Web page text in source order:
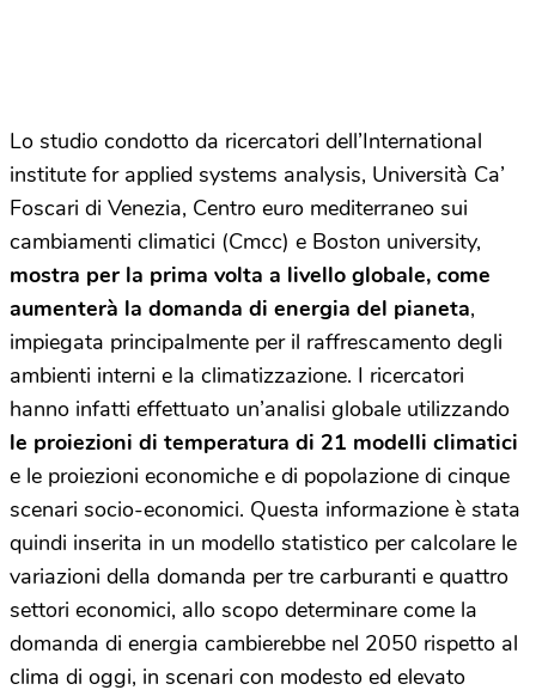
Lo studio condotto da ricercatori dell’International
institute for applied systems analysis, Università Ca’
Foscari di Venezia, Centro euro mediterraneo sui
cambiamenti climatici (Cmcc) e Boston university,
mostra per la prima volta a livello globale, come
aumenterà la domanda di energia del pianeta,
impiegata principalmente per il raffrescamento degli
ambienti interni e la climatizzazione. I ricercatori
hanno infatti effettuato un’analisi globale utilizzando
le proiezioni di temperatura di 21 modelli climatici
e le proiezioni economiche e di popolazione di cinque
scenari socio-economici. Questa informazione è stata
quindi inserita in un modello statistico per calcolare le
variazioni della domanda per tre carburanti e quattro
settori economici, allo scopo determinare come la
domanda di energia cambierebbe nel 2050 rispetto al
clima di oggi, in scenari con modesto ed elevato